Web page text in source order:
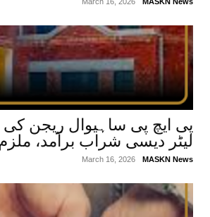
لیٹر دیسی شراب برآمد، ملزم
MASKN News
March 16, 2026